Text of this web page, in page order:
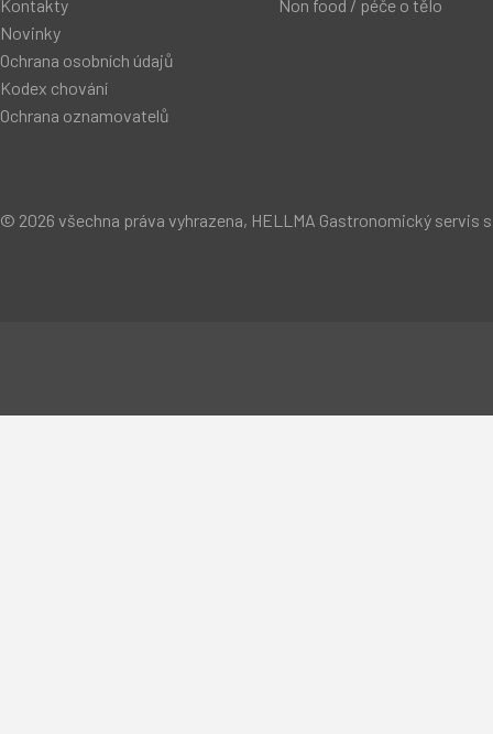
Kontakty
Novinky
Ochrana osobních údajů
Kodex chování
Ochrana oznamovatelů
Non food / péče o tělo
© 2026 všechna práva vyhrazena, HELLMA Gastronomický servis